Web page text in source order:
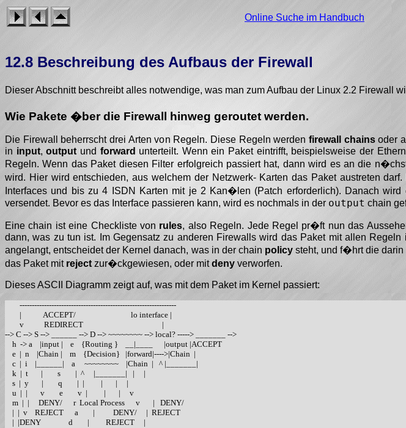
Online Suche im Handbuch
12.8 Beschreibung des Aufbaus der Firewall
Dieser Abschnitt beschreibt alles notwendige, was man zum Aufbau der Linux 2.2 Firewall
Wie Pakete �ber die Firewall hinweg geroutet werden.
Die Firewall beherrscht drei Arten von Regeln. Diese Regeln werden firewall chainsoder
in input,outputund forward unterteilt. Wenn ein Paket eintrifft, beispielsweise der
Regeln. Wenn das Paket diesen Filter erfolgreich passiert hat, dann wird es an die
wird. Hier wird entschieden, aus welchem der Netzwerk- Karten das Paket austreten
Interfaces und bis zu 4 ISDN Karten mit je 2 Kan�len (Patch erforderlich). Danach
versendet. Bevor es das Interface passieren kann, wird es nochmals in der output chain
Eine chain ist eine Checkliste von rules, also Regeln. Jede Regel pr�ft nun das
dann, was zu tun ist. Im Gegensatz zu anderen Firewalls wird das Paket mit allen
angelangt, entscheidet der Kernel danach, was in der chain policysteht, und f�hrt die darin
das Paket mit rejectzur�ckgewiesen, oder mitdeny verworfen.
Dieses ASCII Diagramm zeigt auf, was mit dem Paket im Kernel passiert:
        ----------------------------------------------------------------
        |            ACCEPT/                              lo interface |
        v           REDIRECT                                           |
--> C --> S --> ______ --> D --> ~~~~~~~~ --> local? -----> _______ -->
    h  -> a    |input |    e    {Routing }    __|____      |output |ACCEPT
    e  |  n    |Chain |    m    {Decision}   |forward|---->|Chain  |
    c  |  i    |______|    a     ~~~~~~~~    |Chain  |   ^ |_______|
    k  |  t       |        s        |  ^     |_______|   |     |
    s  |  y       |        q        |  |         |       |     |
    u  |  |       v        e        v  |         |       |     v
    m  |  |     DENY/      r  Local Process      v       |   DENY/
    |  |  v    REJECT      a        |          DENY/     |  REJECT
    |  |DENY               d        |         REJECT     |